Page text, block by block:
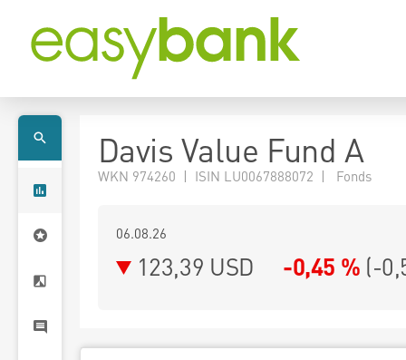
Davis Value Fund A
WKN 974260 | ISIN LU0067888072 | Fonds
06.08.26
123,39 USD -0,45 % (-